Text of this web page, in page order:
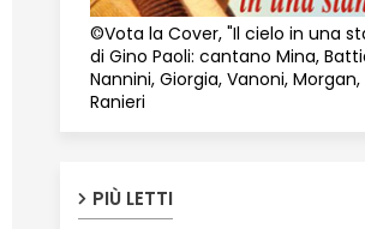
©Vota la Cover, "Il cielo in una
di Gino Paoli: cantano Mina,
Nannini, Giorgia, Vanoni, Morgan,
Ranieri
PIÙ LETTI